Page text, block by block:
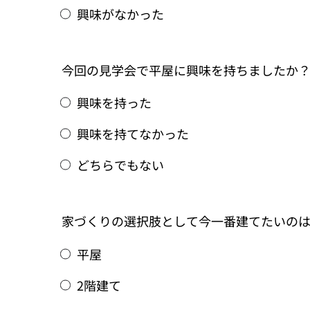
興味がなかった
今回の見学会で平屋に興味を持ちましたか？
興味を持った
興味を持てなかった
どちらでもない
家づくりの選択肢として今一番建てたいの
平屋
2階建て